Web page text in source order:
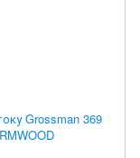
Grossman 369